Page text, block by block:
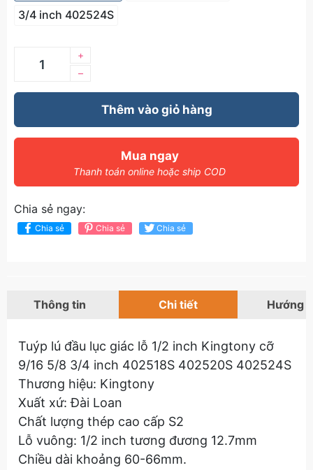
3/4 inch 402524S
–
+
Thêm vào giỏ hàng
Mua ngay
Thanh toán online hoặc ship COD
Chia sẻ ngay:
Chia sẻ Chia sẻ Chia sẻ
Thông tin Chi tiết Hướng
Tuýp lú đầu lục giác lỗ 1/2 inch Kingtony cỡ
9/16 5/8 3/4 inch 402518S 402520S 402524S
Thương hiệu: Kingtony
Xuất xứ: Đài Loan
Chất lượng thép cao cấp S2
Lỗ vuông: 1/2 inch tương đương 12.7mm
Chiều dài khoảng 60-66mm.